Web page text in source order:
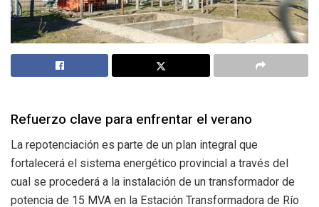
Refuerzo clave para enfrentar el verano
La repotenciación es parte de un plan integral que
fortalecerá el sistema energético provincial a través del
cual se procederá a la instalación de un transformador de
potencia de 15 MVA en la Estación Transformadora de Río